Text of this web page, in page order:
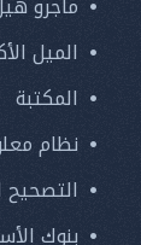
الميل
المكتبة
نظام
التصحيح
بنوك